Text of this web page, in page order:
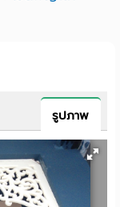
รูปภาพ